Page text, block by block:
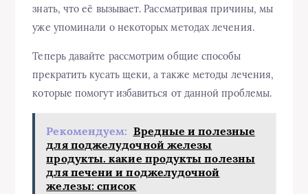
знать, что её вызывает. Рассматривая причины, мы
уже упоминали о некоторых методах лечения.
Теперь давайте рассмотрим общие способы
прекратить кусать щеки, а также методы лечения,
которые помогут избавиться от данной проблемы.
Рекомендуем: Вредные и полезные
для поджелудочной железы
продукты. какие продукты полезны
для печени и поджелудочной
железы: список